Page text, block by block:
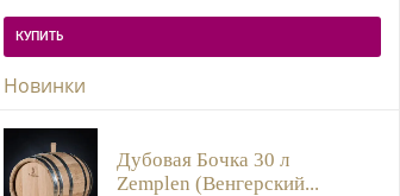
7
900,00 ₽.
КУПИТЬ
Новинки
Дубовая Бочка 30 л
Zemplen (Венгерский...